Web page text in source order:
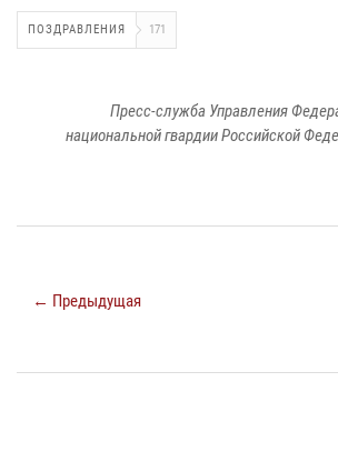
ПОЗДРАВЛЕНИЯ 171
Пресс-служба Управления
национальной гвардии Российской
← Предыдущая